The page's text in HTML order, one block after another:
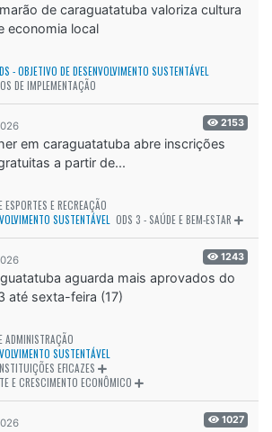
de caraguatatuba valoriza cultura
economia local
- OBJETIVO DE DESENVOLVIMENTO SUSTENTÁVEL
DE IMPLEMENTAÇÃO
2153
em caraguatatuba abre inscrições
a partir de...
ESPORTES E RECREAÇÃO
SUSTENTÁVEL ODS 3 - SAÚDE E BEM-ESTAR
1243
aguarda mais aprovados do
até sexta-feira (17)
ADMINISTRAÇÃO
SUSTENTÁVEL
EFICAZES
E CRESCIMENTO ECONÔMICO
1027